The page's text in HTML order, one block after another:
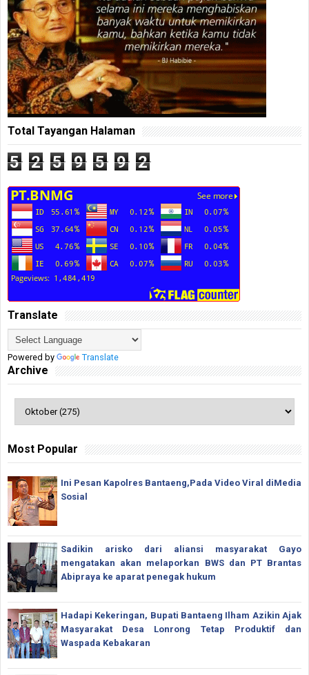
Total Tayangan Halaman
5 2 5 9 5 9 2
Translate
Powered by Translate
Archive
Most Popular
Ini Pesan Kapolres Bantaeng,Pada Video Viral diMedia
Sosial
Sadikin arisko dari aliansi masyarakat Gayo
mengatakan akan melaporkan BWS dan PT Brantas
Abipraya ke aparat penegak hukum
Hadapi Kekeringan, Bupati Bantaeng Ilham Azikin Ajak
Masyarakat Desa Lonrong Tetap Produktif dan
Waspada Kebakaran